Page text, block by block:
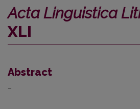
Acta Linguistica
XLI
Abstract
–